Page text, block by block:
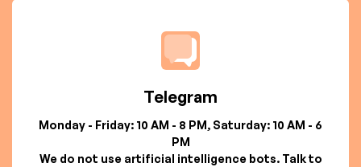
Telegram
Monday - Friday: 10 AM - 8 PM, Saturday: 10 AM - 6
PM
We do not use artificial intelligence bots. Talk to